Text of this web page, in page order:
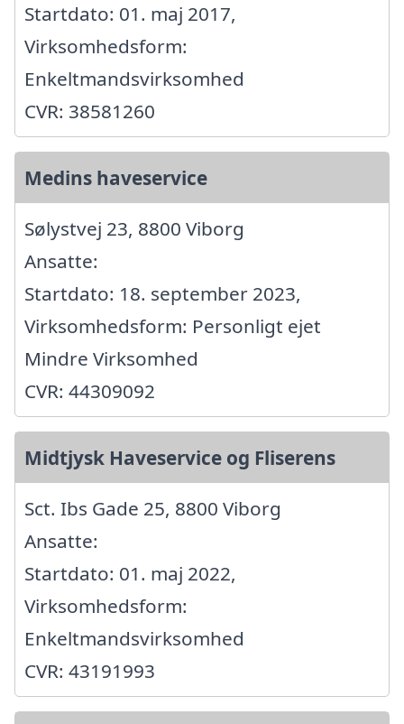
Startdato: 01. maj 2017,
Virksomhedsform:
Enkeltmandsvirksomhed
CVR: 38581260
Medins haveservice
Sølystvej 23, 8800 Viborg
Ansatte:
Startdato: 18. september 2023,
Virksomhedsform: Personligt ejet
Mindre Virksomhed
CVR: 44309092
Midtjysk Haveservice og Fliserens
Sct. Ibs Gade 25, 8800 Viborg
Ansatte:
Startdato: 01. maj 2022,
Virksomhedsform:
Enkeltmandsvirksomhed
CVR: 43191993